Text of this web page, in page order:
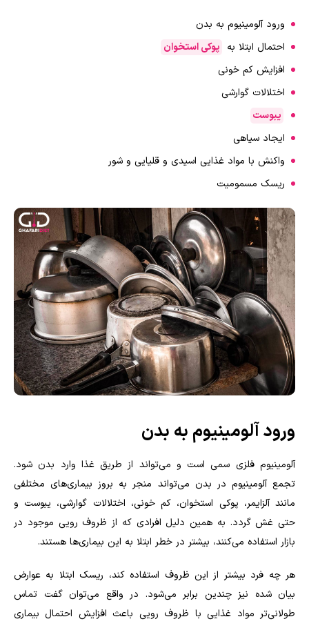
ورود آلومینیوم به بدن
احتمال ابتلا به پوکی استخوان
افزایش کم خونی
اختلالات گوارشی
یبوست
ایجاد سیاهی
واکنش با مواد غذایی اسیدی و قلیایی و شور
ریسک مسمومیت
ورود آلومینیوم به بدن
آلومینیوم فلزی سمی است و می‌تواند از طریق غذا وارد بدن شود.
تجمع آلومینیوم در بدن می‌تواند منجر به بروز بیماری‌های مختلفی
مانند آلزایمر، پوکی استخوان، کم خونی، اختلالات گوارشی، یبوست و
حتی غش گردد. به همین دلیل افرادی که از ظروف رویی موجود در
بازار استفاده می‌کنند، بیشتر در خطر ابتلا به این بیماری‌ها هستند.
هر چه فرد بیشتر از این ظروف استفاده کند، ریسک ابتلا به عوارض
بیان شده نیز چندین برابر می‌شود. در واقع می‌توان گفت تماس
طولانی‌تر مواد غذایی با ظروف رویی باعث افزایش احتمال بیماری